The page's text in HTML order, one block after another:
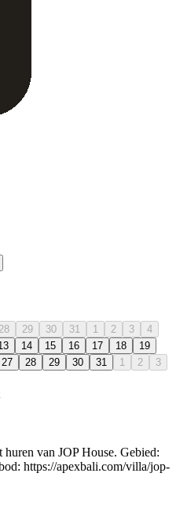
28 29 30 31 1 2 3
4
14 15 16 17 18
19
27 28 29 30 31 1 2
3
van JOP House. Gebied:
https://apexbali.com/villa/jop-